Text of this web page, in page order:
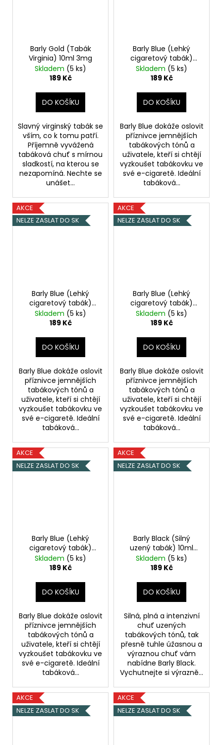
Barly Gold (Tabák
Virginia) 10ml 3mg
Skladem (5 ks)
189 Kč
DO KOŠÍKU
Slavný virginský tabák se
vším, co k tomu patří.
Příjemně vyvážená
tabáková chuť s mírnou
sladkostí, na kterou se
nezapomíná. Nechte se
unášet...
Barly Blue (Lehký
cigaretový tabák)
10ml 2mg
Skladem (5 ks)
189 Kč
DO KOŠÍKU
Barly Blue dokáže oslovit
příznivce jemnějších
tabákových tónů a
uživatele, kteří si chtějí
vyzkoušet tabákovku ve
své e-cigaretě. Ideální
tabáková...
AKCE
NELZE ZASLAT DO SK
Barly Blue (Lehký
cigaretový tabák)
10ml 4mg
Skladem (5 ks)
189 Kč
DO KOŠÍKU
Barly Blue dokáže oslovit
příznivce jemnějších
tabákových tónů a
uživatele, kteří si chtějí
vyzkoušet tabákovku ve
své e-cigaretě. Ideální
tabáková...
AKCE
NELZE ZASLAT DO SK
Barly Blue (Lehký
cigaretový tabák)
10ml 8mg
Skladem (5 ks)
189 Kč
DO KOŠÍKU
Barly Blue dokáže oslovit
příznivce jemnějších
tabákových tónů a
uživatele, kteří si chtějí
vyzkoušet tabákovku ve
své e-cigaretě. Ideální
tabáková...
AKCE
NELZE ZASLAT DO SK
Barly Blue (Lehký
cigaretový tabák)
10ml 12mg
Skladem (5 ks)
189 Kč
DO KOŠÍKU
Barly Blue dokáže oslovit
příznivce jemnějších
tabákových tónů a
uživatele, kteří si chtějí
vyzkoušet tabákovku ve
své e-cigaretě. Ideální
tabáková...
AKCE
NELZE ZASLAT DO SK
Barly Black (Silný
uzený tabák) 10ml
3mg
Skladem (5 ks)
189 Kč
DO KOŠÍKU
Silná, plná a intenzivní
chuť uzených
tabákových tónů, tak
přesně tuhle úžasnou a
výraznou chuť vám
nabídne Barly Black.
Vychutnejte si výrazně...
AKCE
NELZE ZASLAT DO SK
AKCE
NELZE ZASLAT DO SK